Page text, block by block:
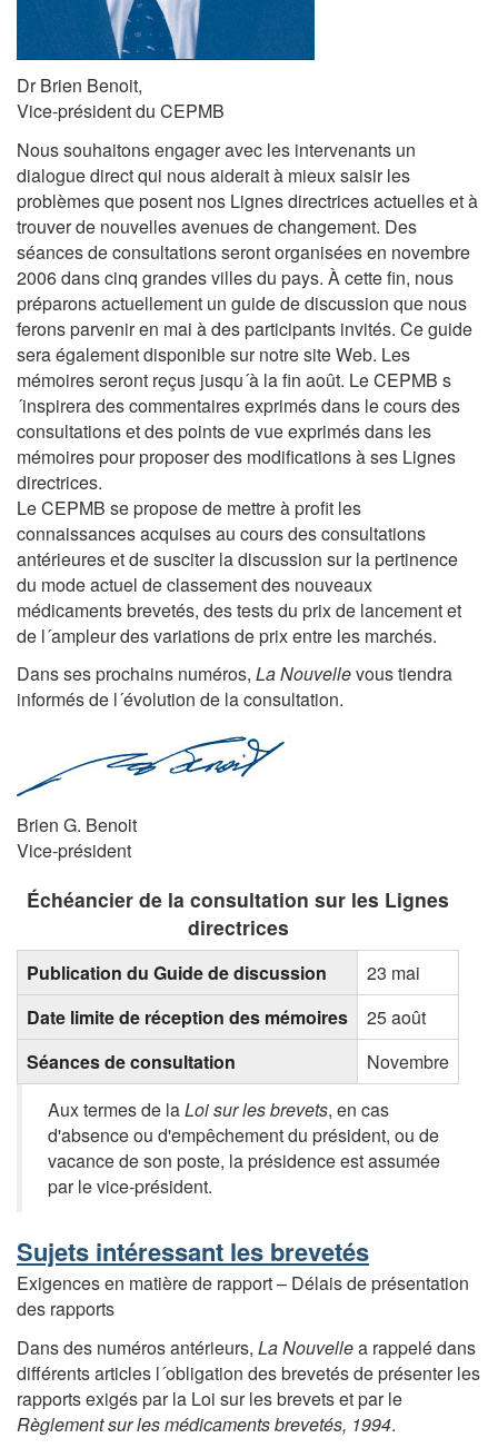
Dr Brien Benoit,
Vice-président du CEPMB
Nous souhaitons engager avec les intervenants un
dialogue direct qui nous aiderait à mieux saisir les
problèmes que posent nos Lignes directrices actuelles et à
trouver de nouvelles avenues de changement. Des
séances de consultations seront organisées en novembre
2006 dans cinq grandes villes du pays. À cette fin, nous
préparons actuellement un guide de discussion que nous
ferons parvenir en mai à des participants invités. Ce guide
sera également disponible sur notre site Web. Les
mémoires seront reçus jusqu´à la fin août. Le CEPMB s
´inspirera des commentaires exprimés dans le cours des
consultations et des points de vue exprimés dans les
mémoires pour proposer des modifications à ses Lignes
directrices.
Le CEPMB se propose de mettre à profit les
connaissances acquises au cours des consultations
antérieures et de susciter la discussion sur la pertinence
du mode actuel de classement des nouveaux
médicaments brevetés, des tests du prix de lancement et
de l´ampleur des variations de prix entre les marchés.
Dans ses prochains numéros, La Nouvellevous tiendra
informés de l´évolution de la consultation.
Brien G. Benoit
Vice-président
Échéancier de la consultation sur les Lignes
directrices
Publication du Guide de discussion
23 mai
Date limite de réception des mémoires
25 août
Séances de consultation
Novembre
Aux termes de laLoi sur les brevets, en cas
d'absence ou d'empêchement du président, ou de
vacance de son poste, la présidence est assumée
par le vice-président.
Sujets intéressant les brevetés
Exigences en matière de rapport – Délais de présentation
des rapports
Dans des numéros antérieurs, La Nouvellea rappelé dans
différents articles l´obligation des brevetés de présenter les
rapports exigés par la Loi sur les brevets et par le
Règlement sur les médicaments brevetés, 1994.